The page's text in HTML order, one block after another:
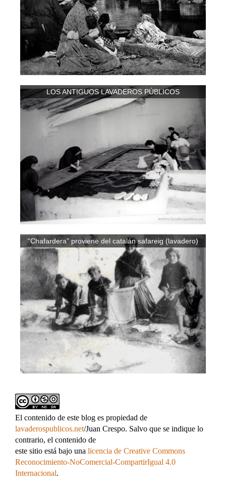
LOS ANTIGUOS LAVADEROS PÚBLICOS
“Chafardera” proviene del catalán safareig (lavadero)
El contenido de este blog es propiedad de
lavaderospublicos.net/Juan Crespo. Salvo que se indique lo
contrario, el contenido de
este sitio está bajo una licencia de Creative Commons
Reconocimiento-NoComercial-CompartirIgual 4.0
Internacional.